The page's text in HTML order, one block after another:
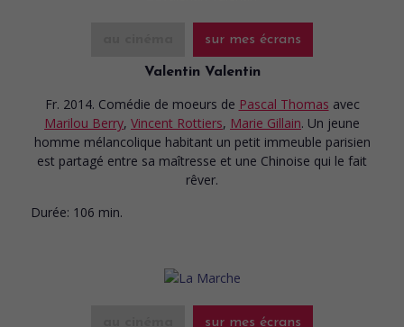
sur mes écrans
Valentin Valentin
Fr. 2014. Comédie de moeurs de Pascal Thomas avec
Marilou Berry, Vincent Rottiers, Marie Gillain. Un jeune
homme mélancolique habitant un petit immeuble parisien
est partagé entre sa maîtresse et une Chinoise qui le fait
rêver.
Durée: 106 min.
sur mes écrans